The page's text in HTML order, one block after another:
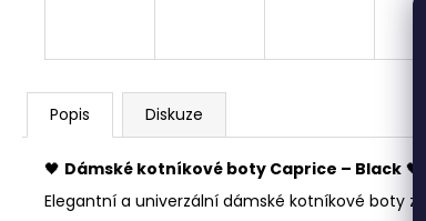
Popis Diskuze
🖤 Dámské kotníkové boty Caprice – Black 🖤
Elegantní a univerzální dámské kotníkové boty